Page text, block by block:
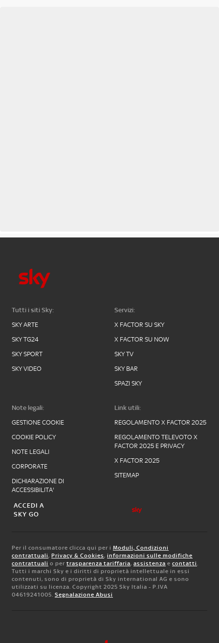
Tutti i siti Sky:
SKY ARTE
SKY TG24
SKY SPORT
SKY VIDEO
Servizi:
X FACTOR SU SKY
X FACTOR SU NOW
SKY TV
SKY BAR
SPAZI SKY
Note legali:
GESTIONE COOKIE
COOKIE POLICY
NOTE LEGALI
CORPORATE
DICHIARAZIONE DI
ACCESSIBILITA'
Link utili:
REGOLAMENTO X FACTOR 2025
REGOLAMENTO TELEVOTO X
FACTOR 2025 E PRIVACY
X FACTOR 2025
SITEMAP
ACCEDI A
SKY GO
Per il consumatore clicca qui per i Moduli, Condizioni
contrattuali, Privacy & Cookies, informazioni sulle modifiche
contrattuali o per trasparenza tariffaria, assistenza e contatti.
Tutti i marchi Sky e i diritti di proprietà intellettuale in essi
contenuti, sono di proprietà di Sky international AG e sono
utilizzati su licenza. Copyright 2025 Sky Italia - P.IVA
04619241005. Segnalazione Abusi